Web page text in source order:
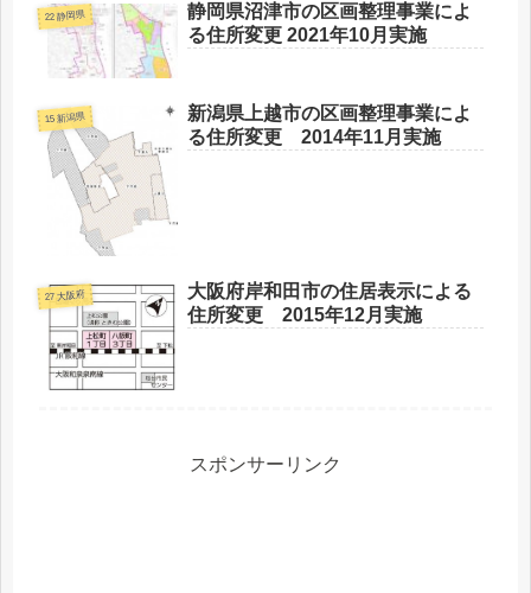
22 静岡県
静岡県沼津市の区画整理事業によ
る住所変更 2021年10月実施
15 新潟県
新潟県上越市の区画整理事業によ
る住所変更 2014年11月実施
27 大阪府
大阪府岸和田市の住居表示による
住所変更 2015年12月実施
スポンサーリンク